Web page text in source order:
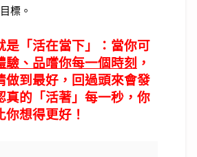
標。
是「活在當下」：當你可
驗、品嚐你每一個時刻 ，
做到最好，回過頭來會發
真的「活著」每一秒，你
你想得更好！